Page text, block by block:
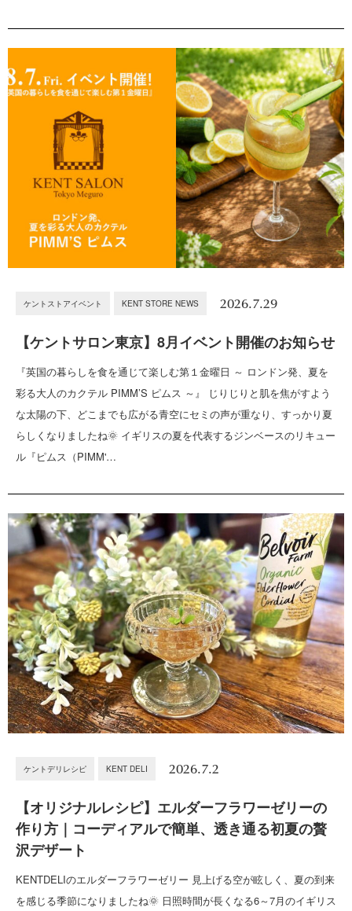
ケントストアイベント KENT STORE NEWS 2026.7.29
【ケントサロン東京】8月イベント開催のお知らせ
『英国の暮らしを食を通じて楽しむ第１金曜日 ～ ロンドン発、夏を
彩る大人のカクテル PIMM’S ピムス ～』 じりじりと肌を焦がすよう
な太陽の下、どこまでも広がる青空にセミの声が重なり、すっかり夏
らしくなりましたね🌞 イギリスの夏を代表するジンベースのリキュー
ル『ピムス（PIMM'…
ケントデリレシピ KENT DELI 2026.7.2
【オリジナルレシピ】エルダーフラワーゼリーの
作り方｜コーディアルで簡単、透き通る初夏の贅
沢デザート
KENTDELIのエルダーフラワーゼリー 見上げる空が眩しく、夏の到来
を感じる季節になりましたね🌞 日照時間が長くなる6～7月のイギリス